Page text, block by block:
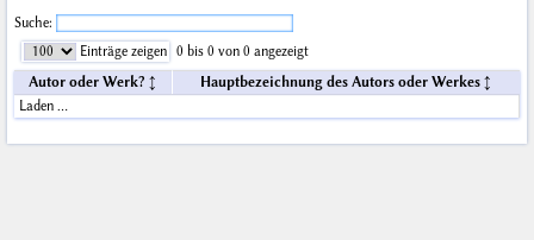
Suche:
Einträge zeigen
0 bis 0 von 0 angezeigt
Autor oder Werk?
Hauptbezeichnung des Autors oder Werkes
Laden …